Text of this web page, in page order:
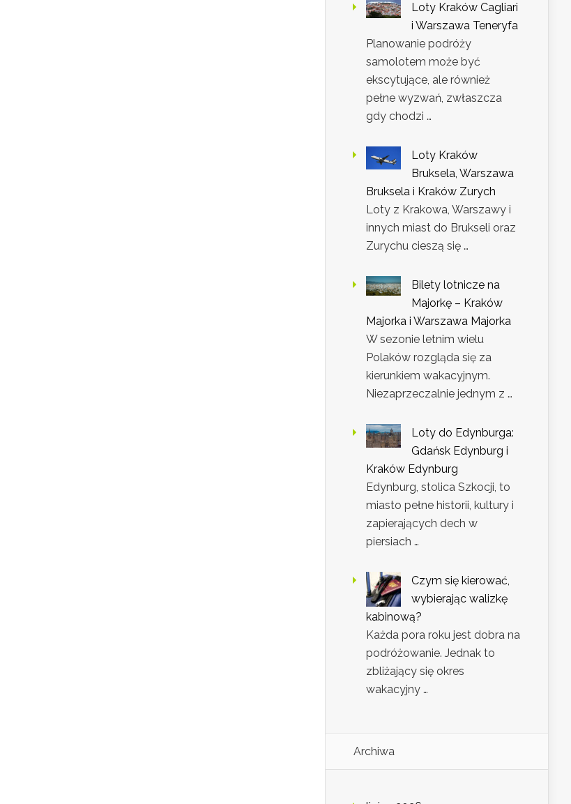
Loty Kraków Cagliari
i Warszawa Teneryfa
Planowanie podróży
samolotem może być
ekscytujące, ale również
pełne wyzwań, zwłaszcza
gdy chodzi …
Loty Kraków
Bruksela, Warszawa
Bruksela i Kraków Zurych
Loty z Krakowa, Warszawy i
innych miast do Brukseli oraz
Zurychu cieszą się …
Bilety lotnicze na
Majorkę – Kraków
Majorka i Warszawa Majorka
W sezonie letnim wielu
Polaków rozgląda się za
kierunkiem wakacyjnym.
Niezaprzeczalnie jednym z …
Loty do Edynburga:
Gdańsk Edynburg i
Kraków Edynburg
Edynburg, stolica Szkocji, to
miasto pełne historii, kultury i
zapierających dech w
piersiach …
Czym się kierować,
wybierając walizkę
kabinową?
Każda pora roku jest dobra na
podróżowanie. Jednak to
zbliżający się okres
wakacyjny …
Archiwa